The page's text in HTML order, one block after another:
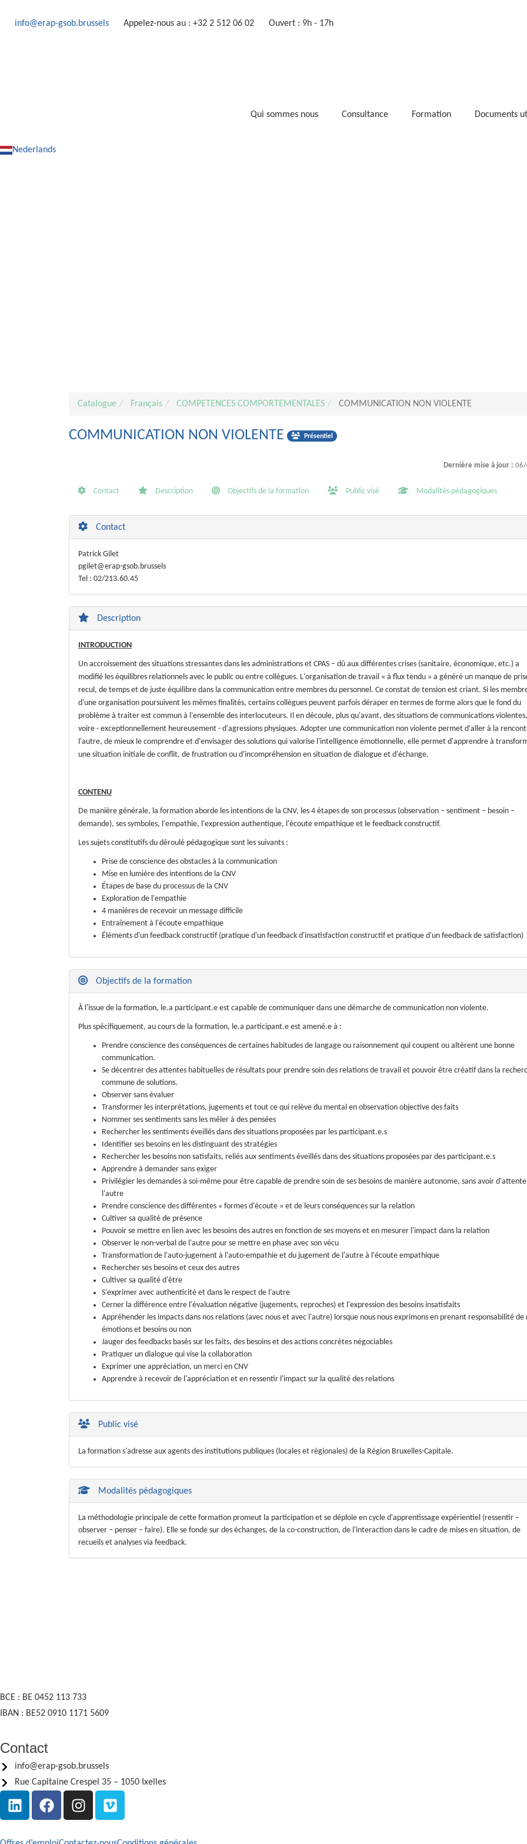
info@erap-gsob.brussels Appelez-nous au : +32 2 512 06 02 Ouvert : 9h - 17h
Qui sommes nous Consultance Formation Documents
Nederlands
Catalogue Français COMPETENCES COMPORTEMENTALES COMMUNICATION NON VIOLENTE
COMMUNICATION NON VIOLENTE Présentiel
Dernière mise à jour :
Contact Description Objectifs de la formation Public visé Modalités pédagogiques
Contact
Patrick Gilet
pgilet@erap-gsob.brussels
Tel : 02/213.60.45
Description
INTRODUCTION
Un accroissement des situations stressantes dans les administrations et CPAS – dû aux différentes crises (sanitaire, économique, etc.) a
modifié les équilibres relationnels avec le public ou entre collègues. L'organisation de travail « à flux tendu » a généré un manque de
recul, de temps et de juste équilibre dans la communication entre membres du personnel. Ce constat de tension est criant. Si les
d'une organisation poursuivent les mêmes finalités, certains collègues peuvent parfois déraper en termes de forme alors que le fond du
problème à traiter est commun à l'ensemble des interlocuteurs. Il en découle, plus qu'avant, des situations de communications violentes,
voire - exceptionnellement heureusement - d'agressions physiques. Adopter une communication non violente permet d'aller à la
l'autre, de mieux le comprendre et d'envisager des solutions qui valorise l'intelligence émotionnelle, elle permet d'apprendre à
une situation initiale de conflit, de frustration ou d'incompréhension en situation de dialogue et d'échange.
CONTENU
De manière générale, la formation aborde les intentions de la CNV, les 4 étapes de son processus (observation – sentiment – besoin –
demande), ses symboles, l'empathie, l'expression authentique, l'écoute empathique et le feedback constructif.
Les sujets constitutifs du déroulé pédagogique sont les suivants :
Prise de conscience des obstacles à la communication
Mise en lumière des intentions de la CNV
Étapes de base du processus de la CNV
Exploration de l'empathie
4 manières de recevoir un message difficile
Entraînement à l'écoute empathique
Éléments d'un feedback constructif (pratique d'un feedback d'insatisfaction constructif et pratique d'un feedback de satisfaction)
Objectifs de la formation
À l'issue de la formation, le.a participant.e est capable de communiquer dans une démarche de communication non violente.
Plus spécifiquement, au cours de la formation, le.a participant.e est amené.e à :
Prendre conscience des conséquences de certaines habitudes de langage ou raisonnement qui coupent ou altèrent une bonne
communication.
Se décentrer des attentes habituelles de résultats pour prendre soin des relations de travail et pouvoir être créatif dans la
commune de solutions.
Observer sans évaluer
Transformer les interprétations, jugements et tout ce qui relève du mental en observation objective des faits
Nommer ses sentiments sans les mêler à des pensées
Rechercher les sentiments éveillés dans des situations proposées par les participant.e.s
Identifier ses besoins en les distinguant des stratégies
Rechercher les besoins non satisfaits, reliés aux sentiments éveillés dans des situations proposées par des participant.e.s
Apprendre à demander sans exiger
Privilégier les demandes à soi-même pour être capable de prendre soin de ses besoins de manière autonome, sans avoir
l'autre
Prendre conscience des différentes « formes d'écoute » et de leurs conséquences sur la relation
Cultiver sa qualité de présence
Pouvoir se mettre en lien avec les besoins des autres en fonction de ses moyens et en mesurer l'impact dans la relation
Observer le non-verbal de l'autre pour se mettre en phase avec son vécu
Transformation de l'auto-jugement à l'auto-empathie et du jugement de l'autre à l'écoute empathique
Rechercher ses besoins et ceux des autres
Cultiver sa qualité d'être
S'exprimer avec authenticité et dans le respect de l'autre
Cerner la différence entre l'évaluation négative (jugements, reproches) et l'expression des besoins insatisfaits
Appréhender les impacts dans nos relations (avec nous et avec l'autre) lorsque nous nous exprimons en prenant responsabilité de
émotions et besoins ou non
Jauger des feedbacks basés sur les faits, des besoins et des actions concrètes négociables
Pratiquer un dialogue qui vise la collaboration
Exprimer une appréciation, un merci en CNV
Apprendre à recevoir de l'appréciation et en ressentir l'impact sur la qualité des relations
Public visé
La formation s'adresse aux agents des institutions publiques (locales et régionales) de la Région Bruxelles-Capitale.
Modalités pédagogiques
La méthodologie principale de cette formation promeut la participation et se déploie en cycle d'apprentissage expérientiel (ressentir –
observer – penser – faire). Elle se fonde sur des échanges, de la co-construction, de l'interaction dans le cadre de mises en situation, de
recueils et analyses via feedback.
BCE : BE 0452 113 733
IBAN : BE52 0910 1171 5609
Contact
info@erap-gsob.brussels
Rue Capitaine Crespel 35 – 1050 Ixelles